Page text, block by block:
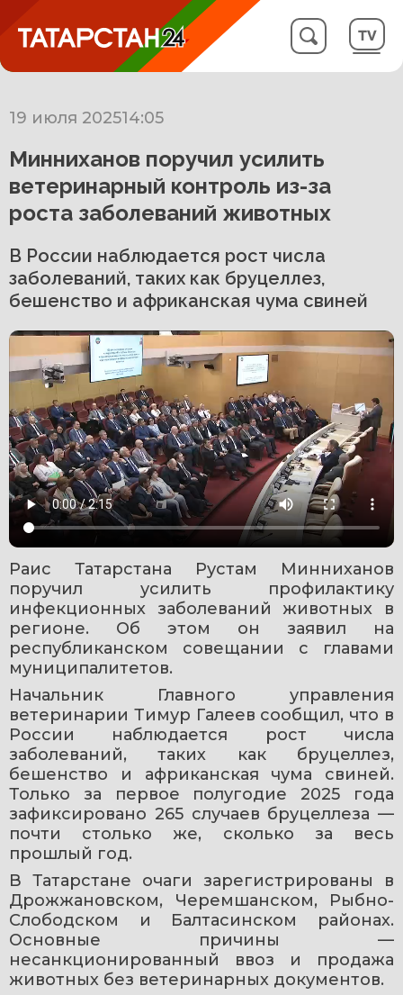
19 июля 202514:05
Минниханов поручил усилить
ветеринарный контроль из-за
роста заболеваний животных
В России наблюдается рост числа
заболеваний, таких как бруцеллез,
бешенство и африканская чума свиней
Раис Татарстана Рустам Минниханов
поручил усилить профилактику
инфекционных заболеваний животных в
регионе. Об этом он заявил на
республиканском совещании с главами
муниципалитетов.
Начальник Главного управления
ветеринарии Тимур Галеев сообщил, что в
России наблюдается рост числа
заболеваний, таких как бруцеллез,
бешенство и африканская чума свиней.
Только за первое полугодие 2025 года
зафиксировано 265 случаев бруцеллеза —
почти столько же, сколько за весь
прошлый год.
В Татарстане очаги зарегистрированы в
Дрожжановском, Черемшанском, Рыбно-
Слободском и Балтасинском районах.
Основные причины —
несанкционированный ввоз и продажа
животных без ветеринарных документов.